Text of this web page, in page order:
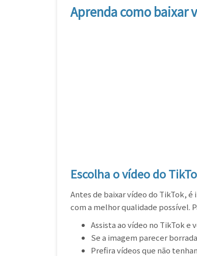
Aprenda como baixar
Escolha o vídeo do
Antes de baixar vídeo do TikTok,
com a melhor qualidade possível.
Assista ao vídeo no TikTok e
Se a imagem parecer
Prefira vídeos que não